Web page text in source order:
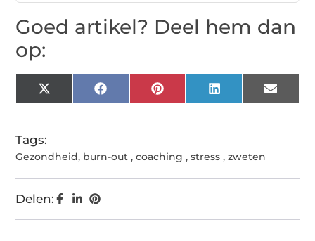
Goed artikel? Deel hem dan
op:
X
(Twitter)
FacebookPinterestLinkedIn Email
Tags:
Gezondheid, burn-out ,coaching ,stress ,zweten
Delen: